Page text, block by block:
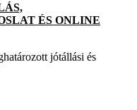
ÉS ONLINE
jótállási és